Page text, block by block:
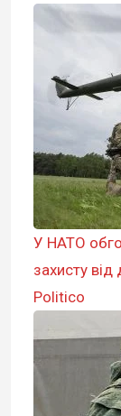
У НАТО
захисту
Politico